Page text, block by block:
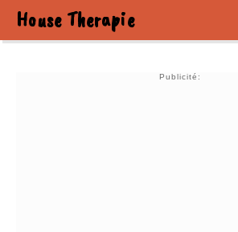
House Therapie
Publicité: